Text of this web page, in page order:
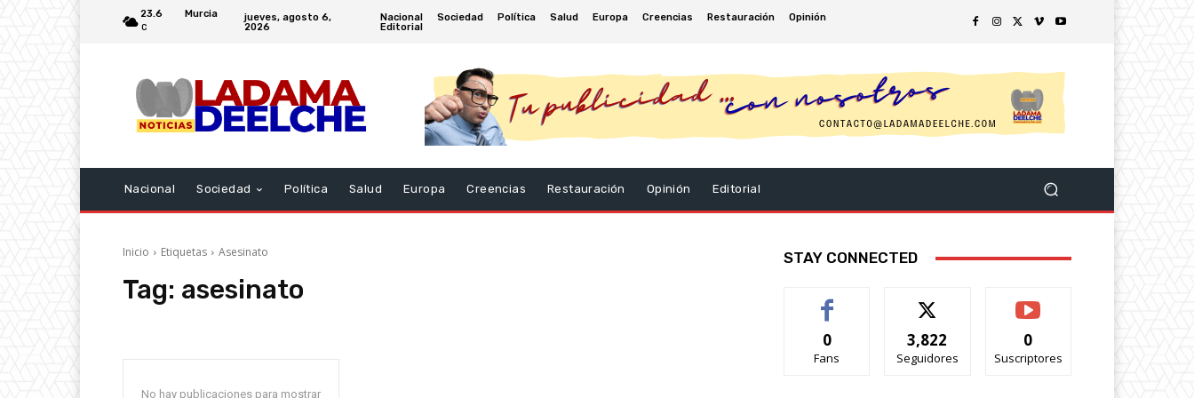
23.6
C
Murcia
jueves, agosto 6,
2026
Nacional Sociedad Política Salud Europa Creencias Restauración
Opinión
Editorial
Nacional Sociedad Política Salud Europa Creencias Restauración Opinión Editorial
Inicio Etiquetas Asesinato
Tag: asesinato
No hay publicaciones para mostrar
STAY CONNECTED
0
Fans
3,822
Seguidores
0
Suscriptores